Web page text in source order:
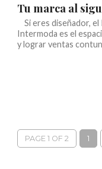
Tu marca al
Si eres diseñador,
Intermoda es el
y lograr ventas
PAGE 1 OF 2 1